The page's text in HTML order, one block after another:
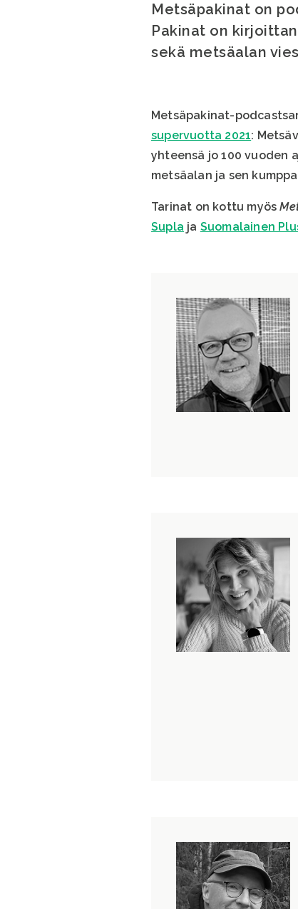
Metsäpakinat on
Pakinat on
sekä metsäalan
Metsäpakinat-
supervuotta 2021:
yhteensä jo 100 vuoden
metsäalan ja sen
Tarinat on kottu myös
Supla ja Suomalainen